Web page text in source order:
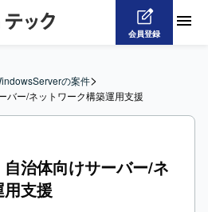
会員登録
の案件>
バー/ネットワーク構築運用支援
自治体向けサーバー/ネ
支援